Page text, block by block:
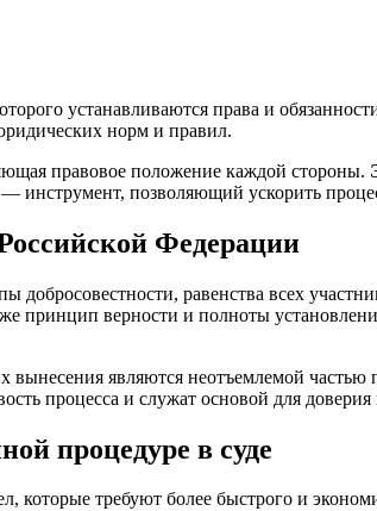
устанавливаются права и
норм и правил.
правовое положение каждой стороны.
— инструмент, позволяющий ускорить
Федерации
добросовестности, равенства всех
принцип верности и полноты
являются неотъемлемой
процесса и служат основой для
процедуре в суде
которые требуют более быстрого и